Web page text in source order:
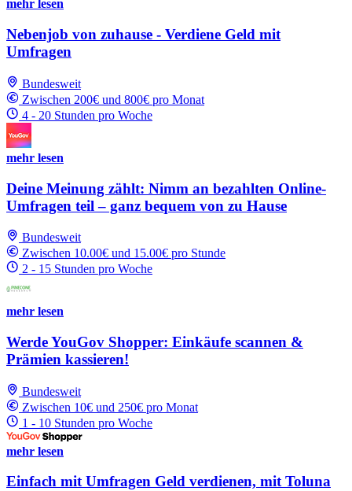
mehr lesen
Nebenjob von zuhause - Verdiene Geld mit
Umfragen
Bundesweit
Zwischen 200€ und 800€ pro Monat
4 - 20 Stunden pro Woche
mehr lesen
Deine Meinung zählt: Nimm an bezahlten Online-
Umfragen teil – ganz bequem von zu Hause
Bundesweit
Zwischen 10.00€ und 15.00€ pro Stunde
2 - 15 Stunden pro Woche
mehr lesen
Werde YouGov Shopper: Einkäufe scannen &
Prämien kassieren!
Bundesweit
Zwischen 10€ und 250€ pro Monat
1 - 10 Stunden pro Woche
mehr lesen
Einfach mit Umfragen Geld verdienen, mit Toluna